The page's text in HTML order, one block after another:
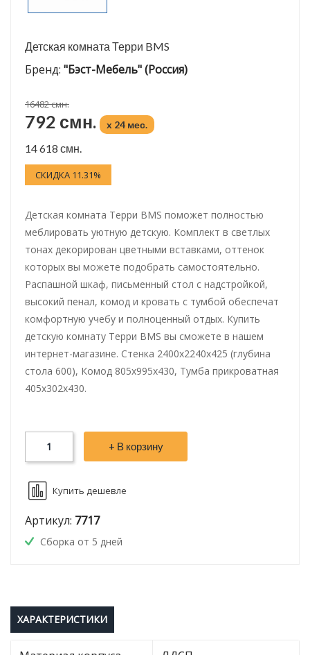
Детская комната Терри BMS
Бренд: "Бэст-Мебель" (Россия)
16482 смн.
792 смн. x 24 мес.
14 618 смн.
СКИДКА 11.31%
Детская комната Терри BMS поможет полностью
меблировать уютную детскую. Комплект в светлых
тонах декорирован цветными вставками, оттенок
которых вы можете подобрать самостоятельно.
Распашной шкаф, письменный стол с надстройкой,
высокий пенал, комод и кровать с тумбой обеспечат
комфортную учебу и полноценный отдых. Купить
детскую комнату Терри BMS вы сможете в нашем
интернет-магазине. Стенка 2400х2240х425 (глубина
стола 600), Комод 805х995х430, Тумба прикроватная
405х302х430.
+ В корзину
Купить дешевле
Артикул: 7717
Сборка от 5 дней
ХАРАКТЕРИСТИКИ